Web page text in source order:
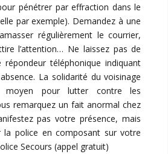
pénétrer par effraction dans le
par exemple). Demandez à une
régulièrement le courrier,
l’attention… Ne laissez pas de
téléphonique indiquant
La solidarité du voisinage
moyen pour lutter contre les
remarquez un fait anormal chez
pas votre présence, mais
la police en composant sur votre
Secours (appel gratuit)